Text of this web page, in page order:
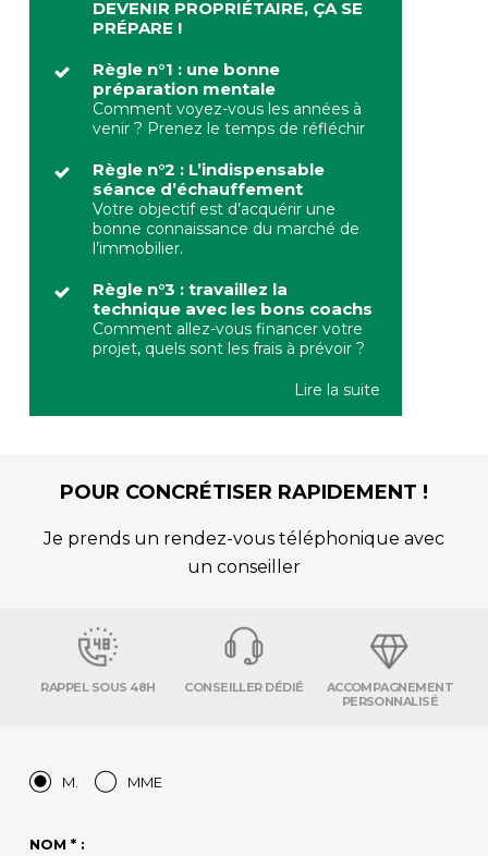
DEVENIR PROPRIÉTAIRE, ÇA SE
PRÉPARE !
Règle n°1 : une bonne
préparation mentale
Comment voyez-vous les années à
venir ? Prenez le temps de réfléchir
Règle n°2 : L’indispensable
séance d’échauffement
Votre objectif est d’acquérir une
bonne connaissance du marché de
l’immobilier.
Règle n°3 : travaillez la
technique avec les bons coachs
Comment allez-vous financer votre
projet, quels sont les frais à prévoir ?
Lire la suite
POUR CONCRÉTISER RAPIDEMENT !
Je prends un rendez-vous téléphonique avec
un conseiller
RAPPEL SOUS 48H CONSEILLER DÉDIÉ
ACCOMPAGNEMENT
PERSONNALISÉ
M. MME
NOM * :